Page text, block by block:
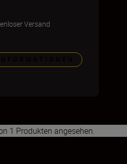
Versand
1 Produkten angesehen.